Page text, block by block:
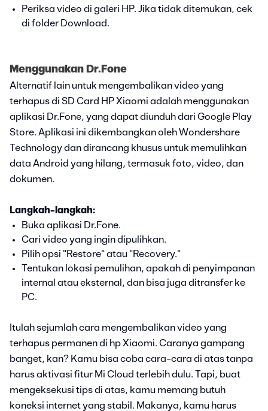
Periksa video di galeri HP. Jika tidak ditemukan, cek
di folder Download.
Menggunakan Dr.Fone
Alternatif lain untuk mengembalikan video yang
terhapus di SD Card HP Xiaomi adalah menggunakan
aplikasi Dr.Fone, yang dapat diunduh dari Google Play
Store. Aplikasi ini dikembangkan oleh Wondershare
Technology dan dirancang khusus untuk memulihkan
data Android yang hilang, termasuk foto, video, dan
dokumen.
Langkah-langkah:
Buka aplikasi Dr.Fone.
Cari video yang ingin dipulihkan.
Pilih opsi "Restore" atau "Recovery."
Tentukan lokasi pemulihan, apakah di penyimpanan
internal atau eksternal, dan bisa juga ditransfer ke
PC.
Itulah sejumlah cara mengembalikan video yang
terhapus permanen di hp Xiaomi. Caranya gampang
banget, kan? Kamu bisa coba cara-cara di atas tanpa
harus aktivasi fitur Mi Cloud terlebih dulu. Tapi, buat
mengeksekusi tips di atas, kamu memang butuh
koneksi internet yang stabil. Makanya, kamu harus